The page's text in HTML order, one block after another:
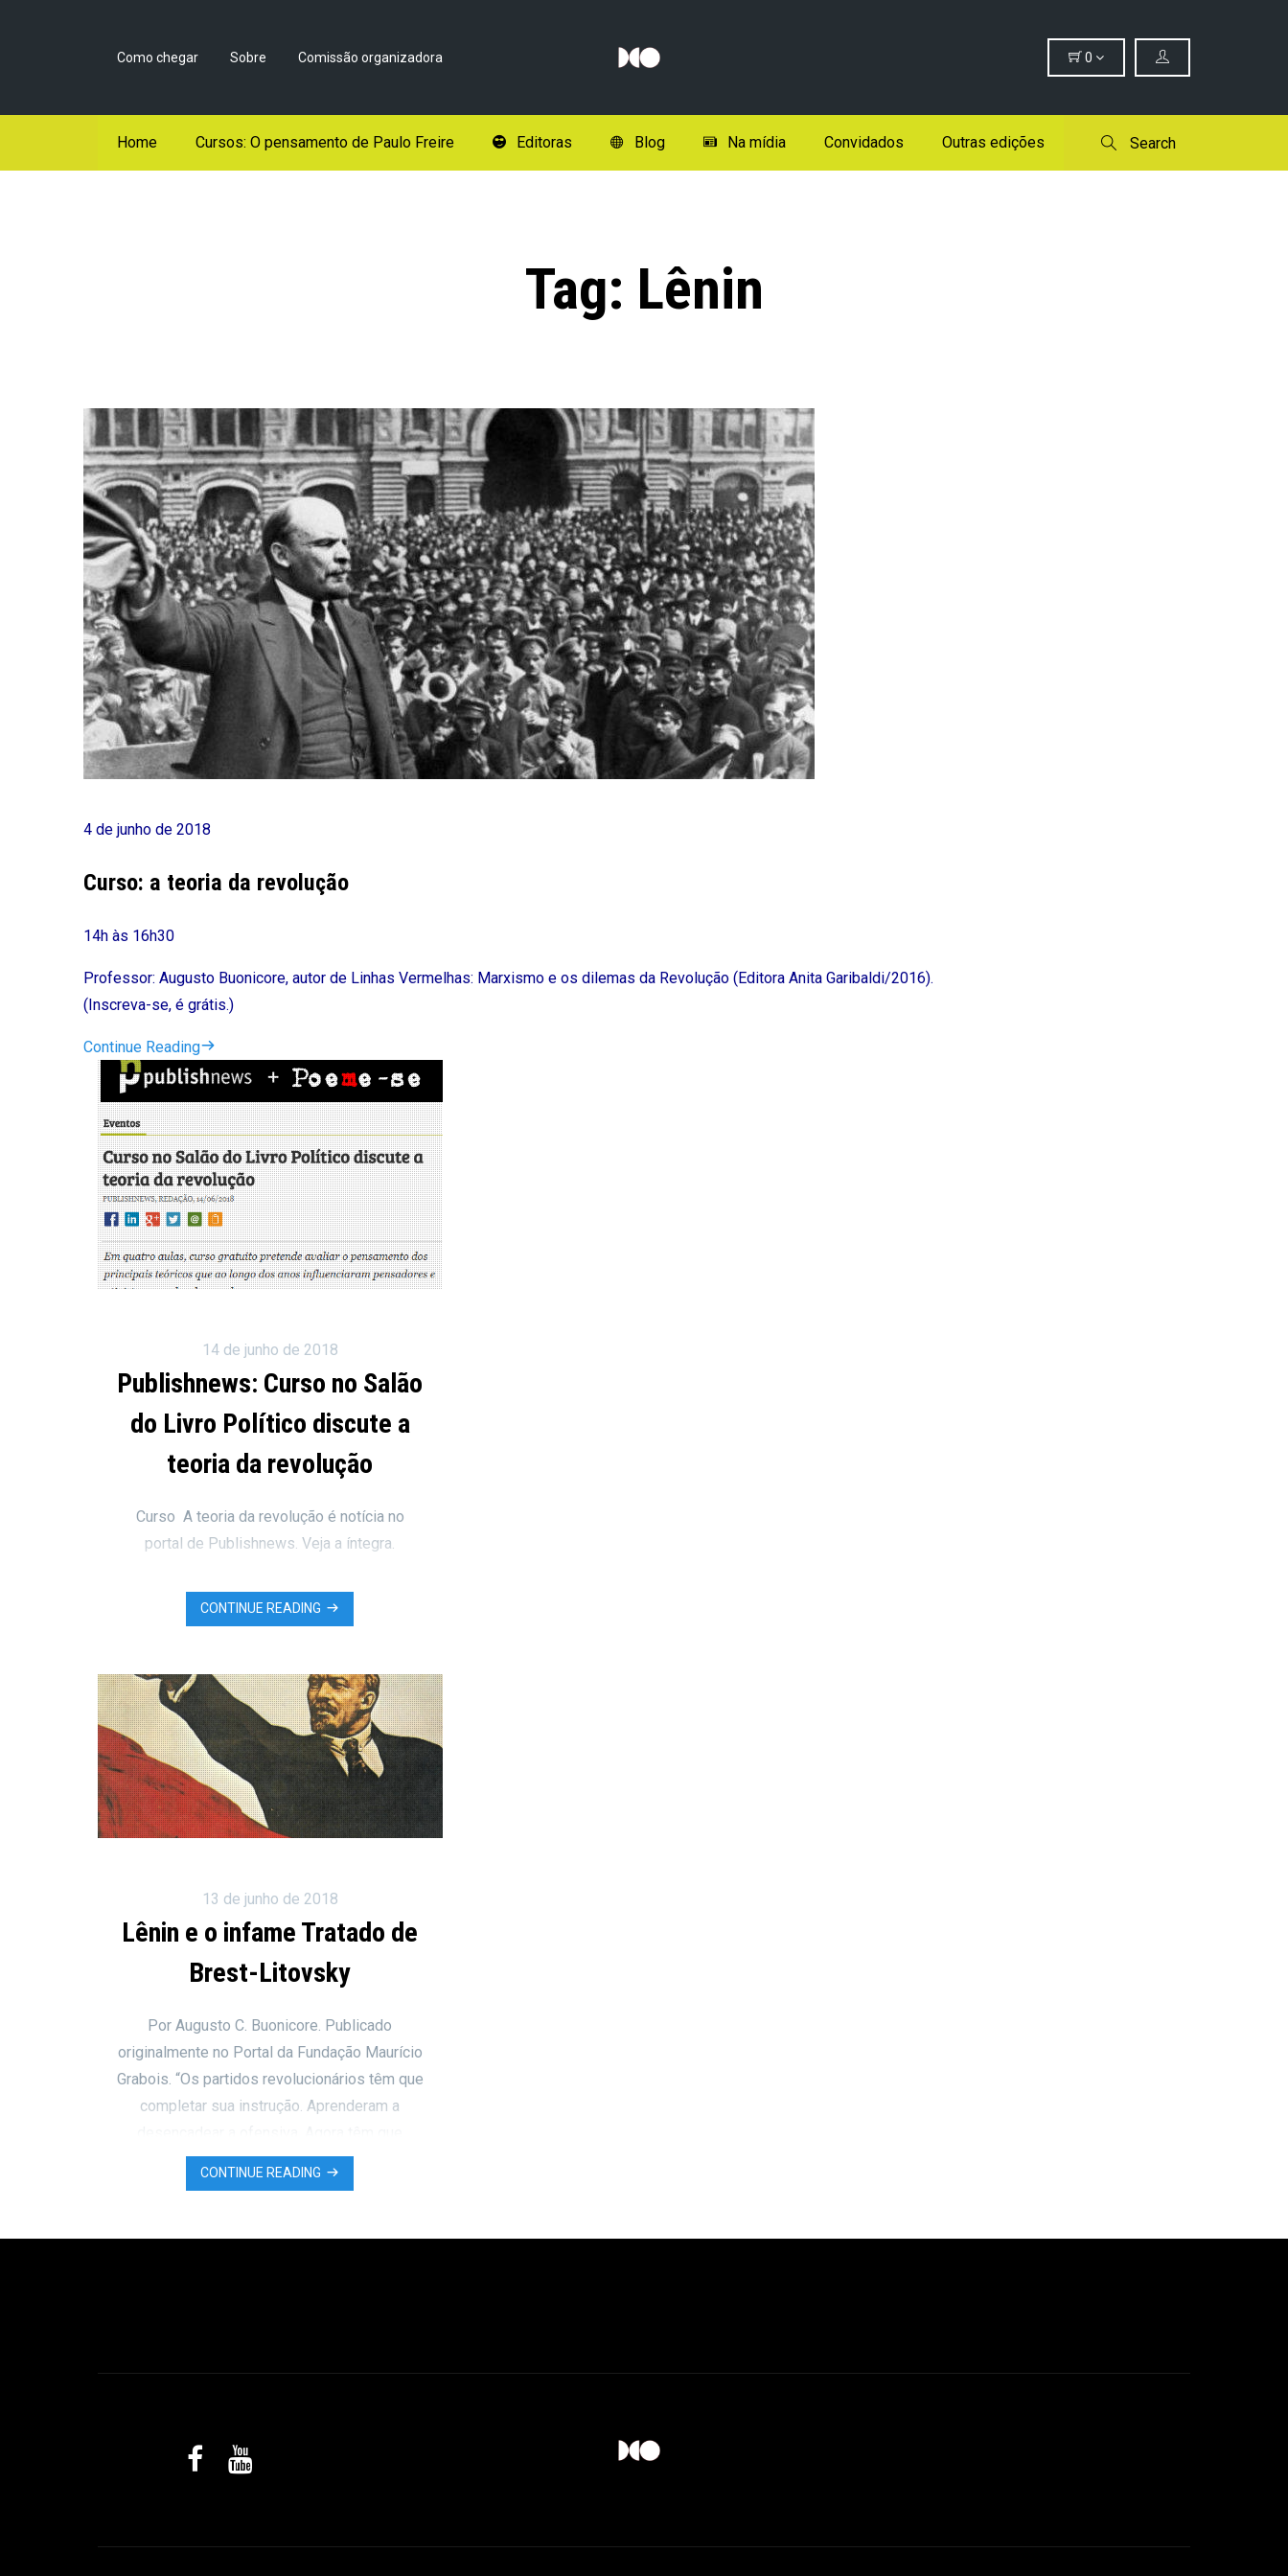
Como chegar Sobre Comissão organizadora 0
Home Cursos: O pensamento de Paulo Freire Editoras Blog Na mídia Convidados Outras edições Search
Tag: Lênin
4 de junho de 2018
Curso: a teoria da revolução
14h às 16h30
Professor: Augusto Buonicore, autor de Linhas Vermelhas: Marxismo e os dilemas da Revolução (Editora Anita Garibaldi/2016).
(Inscreva-se, é grátis.)
Continue Reading
14 de junho de 2018
Publishnews: Curso no Salão
do Livro Político discute a
teoria da revolução
Curso A teoria da revolução é notícia no
portal de Publishnews. Veja a íntegra.
CONTINUE READING
13 de junho de 2018
Lênin e o infame Tratado de
Brest-Litovsky
Por Augusto C. Buonicore. Publicado
originalmente no Portal da Fundação Maurício
Grabois. “Os partidos revolucionários têm que
completar sua instrução. Aprenderam a
compreender que essa ciência deve ser
completada por saber recuar ordenadamente.
triunfar sem saber atacar nem sem saber
CONTINUE READING